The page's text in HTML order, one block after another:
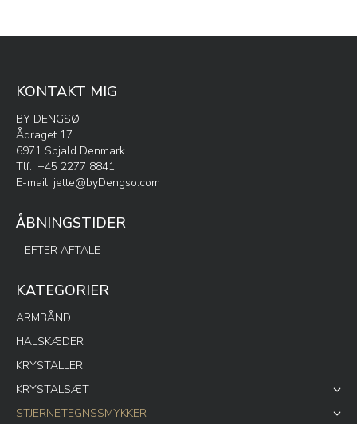
på
KONTAKT MIG
BY DENGSØ
Ådraget 17
6971 Spjald Denmark
Tlf.: +45 2277 8841
E-mail: jette@byDengso.com
ÅBNINGSTIDER
– EFTER AFTALE
KATEGORIER
ARMBÅND
HALSKÆDER
KRYSTALLER
KRYSTALSÆT
STJERNETEGNSSMYKKER